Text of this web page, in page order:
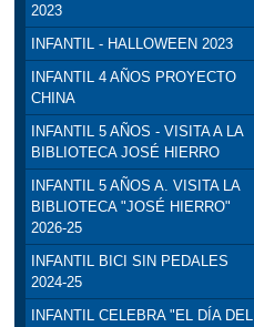
2023
INFANTIL - HALLOWEEN 2023
INFANTIL 4 AÑOS PROYECTO
CHINA
INFANTIL 5 AÑOS - VISITA A LA
BIBLIOTECA JOSÉ HIERRO
INFANTIL 5 AÑOS A. VISITA LA
BIBLIOTECA "JOSÉ HIERRO"
2026-25
INFANTIL BICI SIN PEDALES
2024-25
INFANTIL CELEBRA "EL DÍA DEL